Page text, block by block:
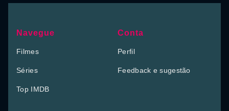
Navegue
Filmes
Séries
Top IMDB
Conta
Perfil
Feedback e sugestão